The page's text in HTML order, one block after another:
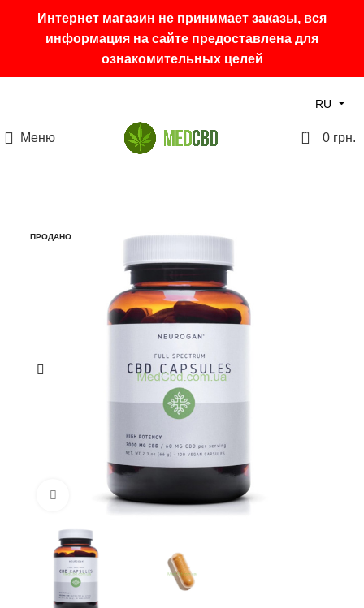
Интернет магазин не принимает заказы, вся
информация на сайте предоставлена для
ознакомительных целей
RU
Меню 0 0 грн.
ПРОДАНО
Нажмите, чтобы увеличить